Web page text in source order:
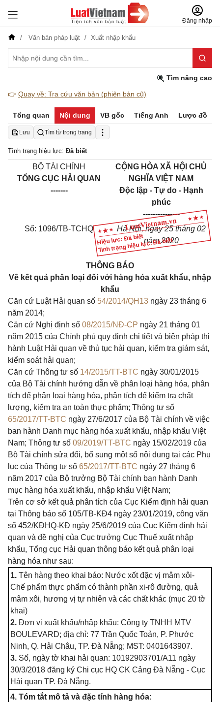
Đăng nhập
Văn bản pháp luật Xuất nhập khẩu
Tìm nâng cao
👉 Quay về: Tra cứu văn bản (phiên bản cũ)
Tổng quan Nội dung VB gốc Tiếng Anh Lược đồ
Lưu Tìm từ trong trang
Tình trạng hiệu lực: Đã biết
Hiệu lực: Đã biết
Tình trạng hiệu lực: Đã biết
BỘ TÀI CHÍNH
TỔNG CỤC HẢI QUAN
-------
CỘNG HÒA XÃ HỘI CHỦ
NGHĨA VIỆT NAM
Độc lập - Tự do - Hạnh
phúc
---------------
Số: 1096/TB-TCHQ
Hà Nội, ngày 25 tháng 02
năm 2020
THÔNG BÁO
Về kết quả phân loại đối với hàng hóa xuất khẩu, nhập
khẩu
Căn cứ Luật Hải quan số 54/2014/QH13 ngày 23 tháng 6
năm 2014;
Căn cứ Nghị định số 08/2015/NĐ-CP ngày 21 tháng 01
năm 2015 của Chính phủ quy định chi tiết và biện pháp thi
hành Luật Hải quan về thủ tục hải quan, kiểm tra giám sát,
kiểm soát hải quan;
Căn cứ Thông tư số 14/2015/TT-BTC ngày 30/01/2015
của Bộ Tài chính hướng dẫn về phân loại hàng hóa, phân
tích để phân loại hàng hóa, phân tích để kiểm tra chất
lượng, kiểm tra an toàn thực phẩm; Thông tư số
65/2017/TT-BTC ngày 27/6/2017 của Bộ Tài chính về việc
ban hành Danh mục hàng hóa xuất khẩu, nhập khẩu Việt
Nam; Thông tư số 09/2019/TT-BTC ngày 15/02/2019 của
Bộ Tài chính sửa đổi, bổ sung một số nội dung tại các Phụ
lục của Thông tư số 65/2017/TT-BTC ngày 27 tháng 6
năm 2017 của Bộ trưởng Bộ Tài chính ban hành Danh
mục hàng hóa xuất khẩu, nhập khẩu Việt Nam;
Trên cơ sở kết quả phân tích của Cục Kiểm định hải quan
tại Thông báo số 105/TB-KĐ4 ngày 23/01/2019, công văn
số 452/KĐHQ-KĐ ngày 25/6/2019 của Cục Kiểm định hải
quan và đề nghị của Cục trưởng Cục Thuế xuất nhập
khẩu, Tổng cục Hải quan thông báo kết quả phân loại
hàng hóa như sau:
1. Tên hàng theo khai báo: Nước xốt đặc vị mâm xôi-
Chế phẩm thực phẩm có thành phần xi-rô đường, quả
mâm xôi, hương vị tự nhiên và các chất khác (mục 20 tờ
khai)
2. Đơn vị xuất khẩu/nhập khẩu: Công ty TNHH MTV
BOULEVARD; địa chỉ: 77 Trần Quốc Toản, P. Phước
Ninh, Q. Hải Châu, TP. Đà Nẵng; MST: 0401643907.
3. Số, ngày tờ khai hải quan: 10192903701/A11 ngày
30/3/2018 đăng ký Chi cục HQ CK Cảng Đà Nẵng - Cục
Hải quan TP. Đà Nẵng.
4. Tóm tắt mô tả và đặc tính hàng hóa: